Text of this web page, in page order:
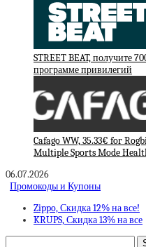
STREET BEAT, получите
программе привилегий
Cafago WW, 35.33€ for
Multiple Sports Mode
06.07.2026
Промокоды и Купоны
Zippo, Скидка 12% на все!
KRUPS, Скидка 13% на все